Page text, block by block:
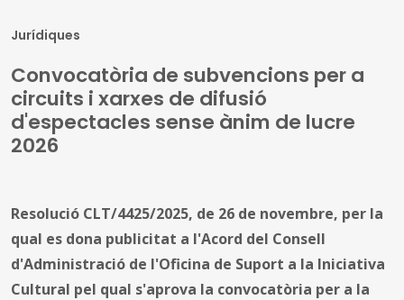
Jurídiques
Convocatòria de subvencions per a
circuits i xarxes de difusió
d'espectacles sense ànim de lucre
2026
Resolució CLT/4425/2025, de 26 de novembre, per la
qual es dona publicitat a l'Acord del Consell
d'Administració de l'Oficina de Suport a la Iniciativa
Cultural pel qual s'aprova la convocatòria per a la